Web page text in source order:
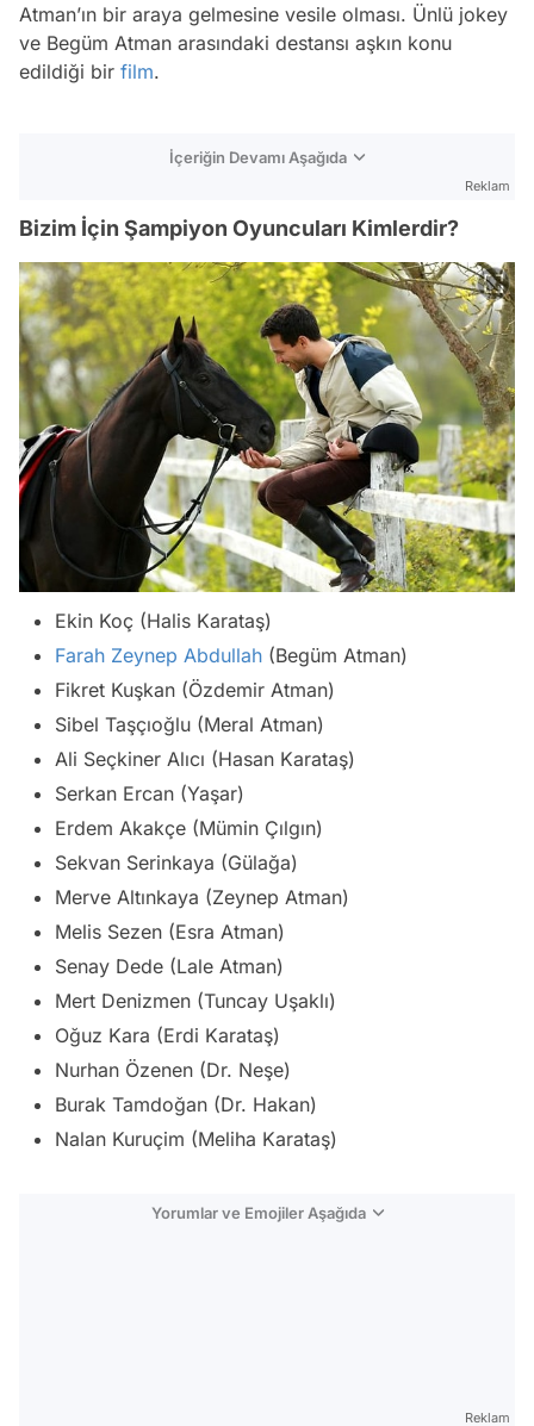
Atman’ın bir araya gelmesine vesile olması. Ünlü jokey
ve Begüm Atman arasındaki destansı aşkın konu
edildiği bir film.
İçeriğin Devamı Aşağıda
Reklam
Bizim İçin Şampiyon Oyuncuları Kimlerdir?
Ekin Koç (Halis Karataş)
Farah Zeynep Abdullah (Begüm Atman)
Fikret Kuşkan (Özdemir Atman)
Sibel Taşçıoğlu (Meral Atman)
Ali Seçkiner Alıcı (Hasan Karataş)
Serkan Ercan (Yaşar)
Erdem Akakçe (Mümin Çılgın)
Sekvan Serinkaya (Gülağa)
Merve Altınkaya (Zeynep Atman)
Melis Sezen (Esra Atman)
Senay Dede (Lale Atman)
Mert Denizmen (Tuncay Uşaklı)
Oğuz Kara (Erdi Karataş)
Nurhan Özenen (Dr. Neşe)
Burak Tamdoğan (Dr. Hakan)
Nalan Kuruçim (Meliha Karataş)
Yorumlar ve Emojiler Aşağıda
Reklam